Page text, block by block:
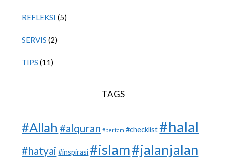
REFLEKSI (5)
SERVIS (2)
TIPS (11)
TAGS
#Allah #alquran #bertam #checklist #halal
#hatyai #inspirasi #islam#jalanjalan